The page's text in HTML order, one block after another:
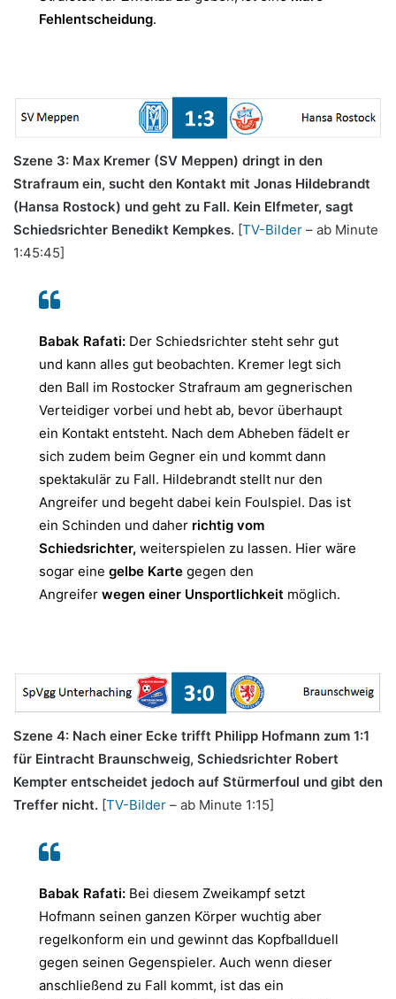
Fehlentscheidung.
Szene 3: Max Kremer (SV Meppen) dringt in den
Strafraum ein, sucht den Kontakt mit Jonas Hildebrandt
(Hansa Rostock) und geht zu Fall. Kein Elfmeter, sagt
Schiedsrichter Benedikt Kempkes. [TV-Bilder – ab Minute
1:45:45]
Babak Rafati: Der Schiedsrichter steht sehr gut
und kann alles gut beobachten. Kremer legt sich
den Ball im Rostocker Strafraum am gegnerischen
Verteidiger vorbei und hebt ab, bevor überhaupt
ein Kontakt entsteht. Nach dem Abheben fädelt er
sich zudem beim Gegner ein und kommt dann
spektakulär zu Fall. Hildebrandt stellt nur den
Angreifer und begeht dabei kein Foulspiel. Das ist
ein Schinden und daher richtig vom
Schiedsrichter, weiterspielen zu lassen. Hier wäre
sogar eine gelbe Karte gegen den
Angreifer wegen einer Unsportlichkeit möglich.
Szene 4: Nach einer Ecke trifft Philipp Hofmann zum 1:1
für Eintracht Braunschweig, Schiedsrichter Robert
Kempter entscheidet jedoch auf Stürmerfoul und gibt den
Treffer nicht. [TV-Bilder – ab Minute 1:15]
Babak Rafati: Bei diesem Zweikampf setzt
Hofmann seinen ganzen Körper wuchtig aber
regelkonform ein und gewinnt das Kopfballduell
gegen seinen Gegenspieler. Auch wenn dieser
anschließend zu Fall kommt, ist das ein